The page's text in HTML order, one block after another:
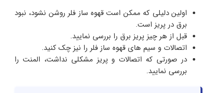
اولین دلیلی که ممکن است قهوه ساز فلر روشن نشود، نبود
برق در پریز است.
قبل از هر چیز پریز برق را بررسی نمایید.
اتصالات و سیم های قهوه ساز فلر را نیز چک کنید.
در صورتی که اتصالات و پریز مشکلی نداشت، المنت را
بررسی نمایید.